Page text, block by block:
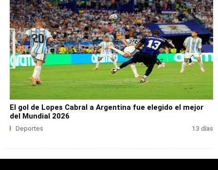
El gol de Lopes Cabral a Argentina fue elegido el mejor
del Mundial 2026
Deportes 13 días